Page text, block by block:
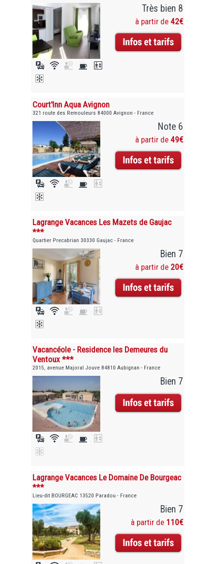
Très bien 8
à partir de 42€
Court'Inn Aqua Avignon
321 route des Remouleurs 84000 Avignon - France
Note 6
à partir de 49€
Lagrange Vacances Les Mazets de Gaujac
***
Quartier Precabrian 30330 Gaujac - France
Bien 7
à partir de 20€
Vacancéole - Residence les Demeures du
Ventoux ***
2015, avenue Majoral Jouve 84810 Aubignan - France
Bien 7
Lagrange Vacances Le Domaine De Bourgeac
***
Lieu-dit BOURGEAC 13520 Paradou - France
Bien 7
à partir de 110€